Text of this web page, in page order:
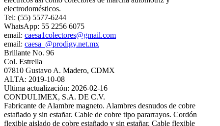
electrodomésticos.
Tel: (55) 5577-6244
WhatsApp: 55 2256 6075
email: caesa1colectores@gmail.com
email: caesa_@prodigy.net.mx
Brillante No. 96
Col. Estrella
07810 Gustavo A. Madero, CDMX
ALTA: 2019-10-08
Ultima actualización: 2026-02-16
CONDULIMEX, S.A. DE C.V.
Fabricante de Alambre magneto. Alambres desnudos de cobre
estañado y sin estañar. Cable de cobre tipo pararrayos. Cordón
flexible aislado de cobre estañado y sin estañar. Cable flexible